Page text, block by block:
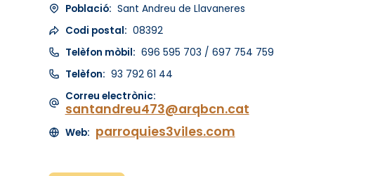
Població: Sant Andreu de Llavaneres
Codi postal: 08392
Telèfon mòbil: 696 595 703 / 697 754 759
Telèfon: 93 792 61 44
Correu electrònic:
santandreu473@arqbcn.cat
Web: parroquies3viles.com